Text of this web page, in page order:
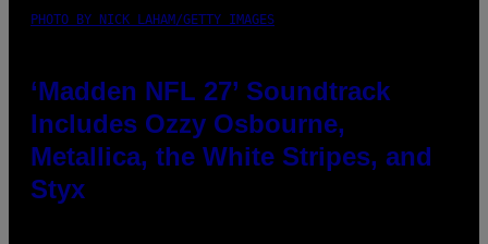
PHOTO BY NICK LAHAM/GETTY IMAGES
‘Madden NFL 27’ Soundtrack
Includes Ozzy Osbourne,
Metallica, the White Stripes, and
Styx